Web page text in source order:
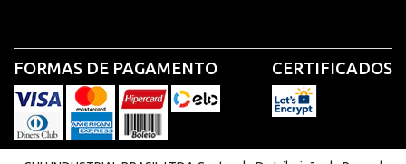
FORMAS DE PAGAMENTO CERTIFICADOS